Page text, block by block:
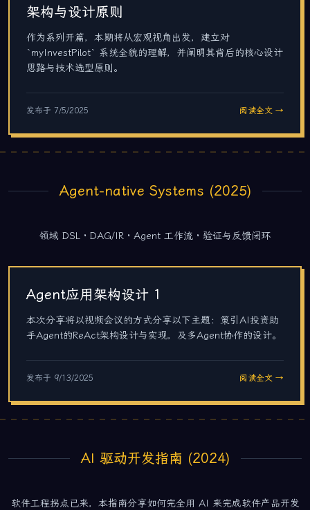
架构与设计原则
作为系列开篇，本期将从宏观视角出发，建立对
`myInvestPilot` 系统全貌的理解，并阐明其背后的核心设计
思路与技术选型原则。
发布于 7/5/2025 阅读全文 →
Agent-native Systems (2025)
领域 DSL · DAG/IR · Agent 工作流 · 验证与反馈闭环
Agent应用架构设计 1
本次分享将以视频会议的方式分享以下主题：策引AI投资助
手Agent的ReAct架构设计与实现，及多Agent协作的设计。
发布于 9/13/2025 阅读全文 →
AI 驱动开发指南 (2024)
软件工程拐点已来，本指南分享如何完全用 AI 来完成软件产品开发